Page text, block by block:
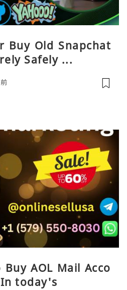
Buy Old Snapchat
Safely ...
AOL Mail Acco
today's